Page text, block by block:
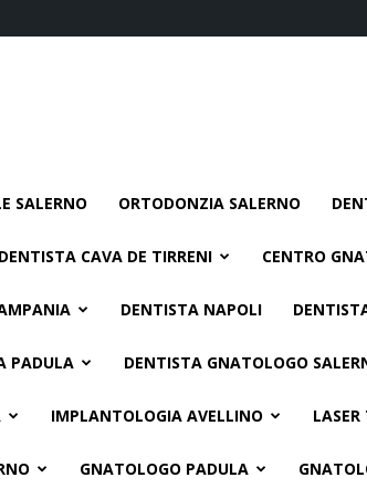
SALERNO ORTODONZIA SALERNO
DENTISTA CAVA DE TIRRENI CENTRO
DENTISTA NAPOLI
PADULA DENTISTA GNATOLOGO
IMPLANTOLOGIA AVELLINO
GNATOLOGO PADULA